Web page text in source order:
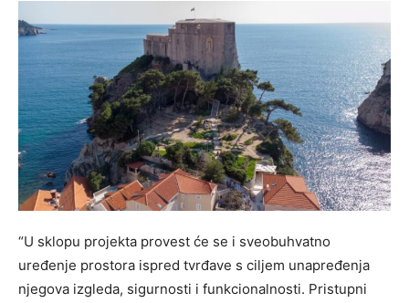
“U sklopu projekta provest će se i sveobuhvatno
uređenje prostora ispred tvrđave s ciljem unapređenja
njegova izgleda, sigurnosti i funkcionalnosti. Pristupni